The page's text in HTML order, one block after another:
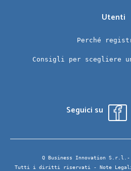
Utenti
Perché
Consigli per scegliere
Seguici su
Q Business Innovation S.r.l.-
Tutti i diritti riservati - Note